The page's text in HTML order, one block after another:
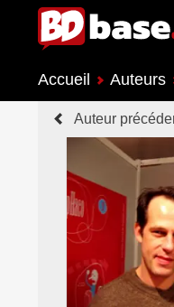
Accueil Auteurs
Auteur